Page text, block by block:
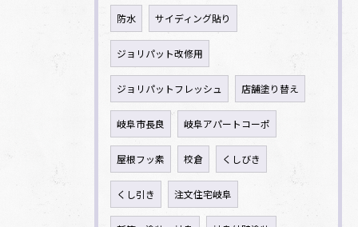
防水 サイディング貼り
ジョリパット改修用
ジョリパットフレッシュ 店舗塗り替え
岐阜市長良 岐阜アパートコーポ
屋根フッ素 校倉 くしびき
くし引き 注文住宅岐阜